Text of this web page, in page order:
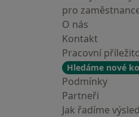
pro
O nás
Kontakt
Pracovní
Hledáme nové
Podmínky
Partneři
Jak řadíme